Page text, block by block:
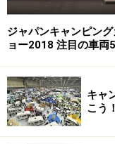
外観はなんの変哲も
つありました。ま
ン グランピングカー
ジャパンキャンピン
ョー2018 注目の車両
キャ
こう！